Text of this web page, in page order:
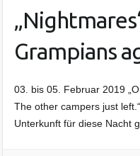
Grampians
03. bis 05. Februar 2019
The other campers just
Unterkunft für diese Nacht